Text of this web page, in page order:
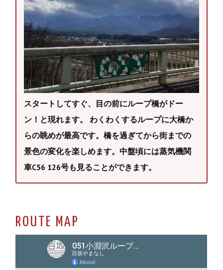
スタートしてすぐ、目の前にループ橋がドー
ン！と現れます。 わくわくするループに大橋か
らの眺めが最高です。橋を過ぎてから街までの
景色の変化を楽しめます。中盤頃には蒸気機関
車C56 126号も見ることができます。
ROUTE MAP